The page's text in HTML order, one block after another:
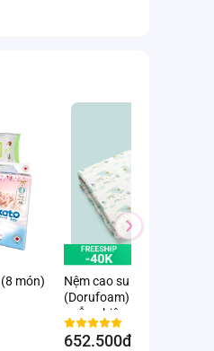
món)
Nệm cao su thiên nhiên
(Dorufoam) - Giao hoạ tiết
ngẫu nhiên
652.500đ